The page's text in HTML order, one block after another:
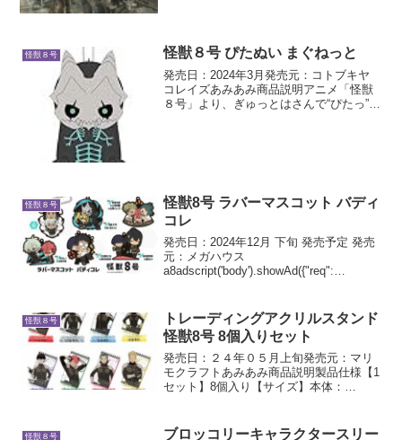
怪獣８号 怪獣８号 ぴたぬい まぐねっと
発売日：2024年3月発売元：コトブキヤ
コレイズあみあみ商品説明アニメ「怪獣
８号」より、ぎゅっとはさんで“ぴたっ”と
怪獣８号
怪獣8号 ラバーマスコット バディ
コレ
発売日：2024年12月 下旬 発売予定 発売
元：メガハウス
a8adscript('body').showAd({"req":
怪獣８号
トレーディングアクリルスタンド
怪獣8号 8個入りセット
発売日：２４年０５月上旬発売元：マリ
モクラフトあみあみ商品説明製品仕様【1
セット】8個入り【サイズ】本体：
りメーカー規定の比率に従い封入。【ラ
怪獣８号
ブロッコリーキャラクタースリー